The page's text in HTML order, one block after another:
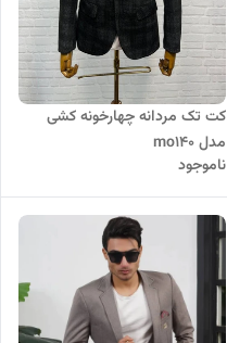
کت تک مردانه چهارخونه کشی
مدل mo140
ناموجود